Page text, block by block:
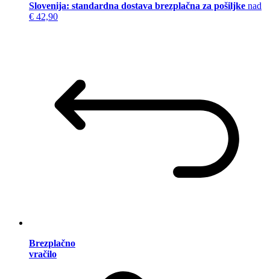
Slovenija: standardna dostava brezplačna za pošiljke nad
€ 42,90
Brezplačno
vračilo